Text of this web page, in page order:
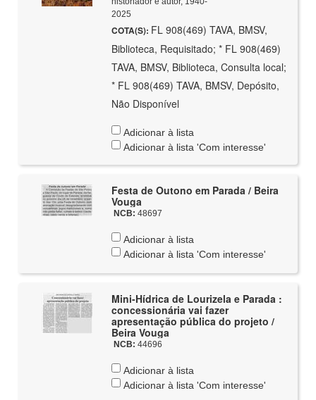
2025
COTA(S): FL 908(469) TAVA, BMSV,
Biblioteca, Requisitado; * FL 908(469)
TAVA, BMSV, Biblioteca, Consulta local;
* FL 908(469) TAVA, BMSV, Depósito,
Não Disponível
Adicionar à lista
Adicionar à lista 'Com interesse'
Festa de Outono em Parada / Beira
Vouga
NCB: 48697
Adicionar à lista
Adicionar à lista 'Com interesse'
Mini-Hídrica de Lourizela e Parada :
concessionária vai fazer
apresentação pública do projeto /
Beira Vouga
NCB: 44696
Adicionar à lista
Adicionar à lista 'Com interesse'